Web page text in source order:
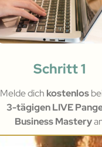
Schritt 1
Melde dich kostenlos
3-tägigen LIVE
Business Mastery